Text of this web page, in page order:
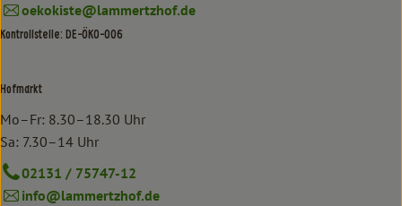
oekokiste@lammertzhof.de
Kontrollstelle: DE-ÖKO-006
Hofmarkt
Mo–Fr: 8.30–18.30 Uhr
Sa: 7.30–14 Uhr
02131 / 75747-12
info@lammertzhof.de